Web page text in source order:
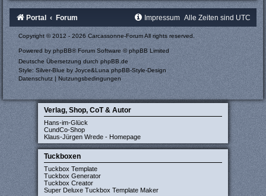
Portal Forum Alle Zeiten sind UTC
Impressum
Copyright © 2012 - 2026 Carcassonne-Forum All rights reserved.
Powered by phpBB® Forum Software © phpBB Limited
Deutsche Übersetzung durch phpBB.de
Style: Silver-Blue by Joyce&LunaphpBB-Style-Design
Datenschutz |Nutzungsbedingungen
Verlag, Shop, CoT & Autor
Hans-im-Glück
CundCo-Shop
Klaus-Jürgen Wrede - Homepage
Tuckboxen
Tuckbox Template
Tuckbox Generator
Tuckbox Creator
Super Deluxe Tuckbox Template Maker